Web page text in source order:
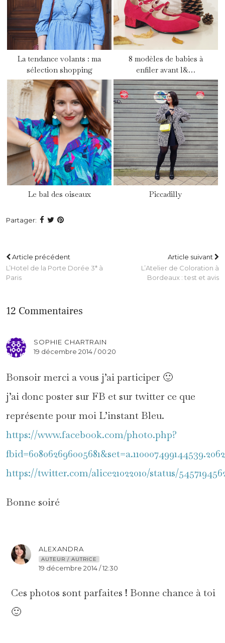
La tendance volants : ma
sélection shopping
8 modèles de babies à
enfiler avant l&…
Le bal des oiseaux Piccadilly
Partager:
Article précédent
L’Hotel de la Porte Dorée 3* à
Paris
Article suivant
L’Atelier de Coloration à
Bordeaux : test et avis
12 Commentaires
SOPHIE CHARTRAIN
19 décembre 2014 / 00:20
Bonsoir merci a vous j’ai participer 🙂
j’ai donc poster sur FB et sur twitter ce que
représente pour moi L’instant Bleu.
https://www.facebook.com/photo.php?
https://twitter.com/alice21022010/status/
Bonne soiré
ALEXANDRA
AUTEUR / AUTRICE
19 décembre 2014 / 12:30
Ces photos sont parfaites ! Bonne chance à toi
🙂